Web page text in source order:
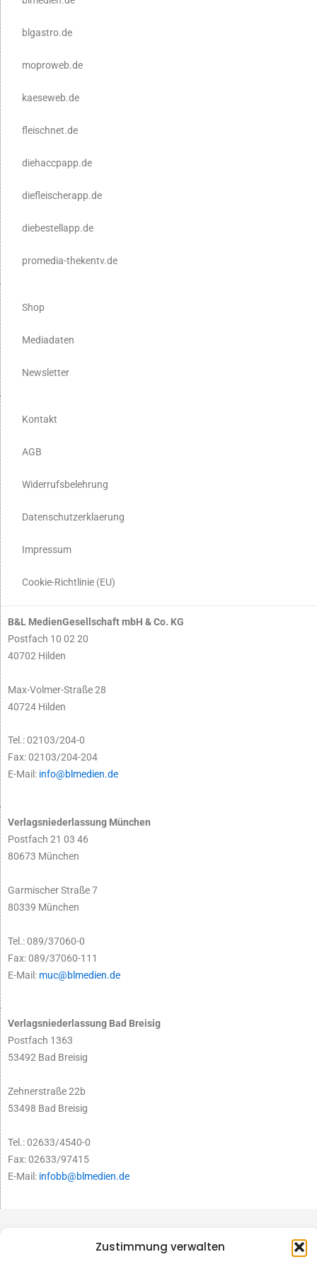
Zustimmung verwalten
blgastro.de
moproweb.de
kaeseweb.de
fleischnet.de
diehaccpapp.de
diefleischerapp.de
diebestellapp.de
promedia-thekentv.de
Shop
Mediadaten
Newsletter
Kontakt
AGB
Widerrufsbelehrung
Datenschutzerklaerung
Impressum
Cookie-Richtlinie (EU)
B&L MedienGesellschaft mbH & Co. KG
Postfach 10 02 20
40702 Hilden
Max-Volmer-Straße 28
40724 Hilden
Tel.: 02103/204-0
Fax: 02103/204-204
E-Mail: info@blmedien.de
Verlagsniederlassung München
Postfach 21 03 46
80673 München
Garmischer Straße 7
80339 München
Tel.: 089/37060-0
Fax: 089/37060-111
E-Mail: muc@blmedien.de
Verlagsniederlassung Bad Breisig
Postfach 1363
53492 Bad Breisig
Zehnerstraße 22b
53498 Bad Breisig
Tel.: 02633/4540-0
Fax: 02633/97415
E-Mail: infobb@blmedien.de